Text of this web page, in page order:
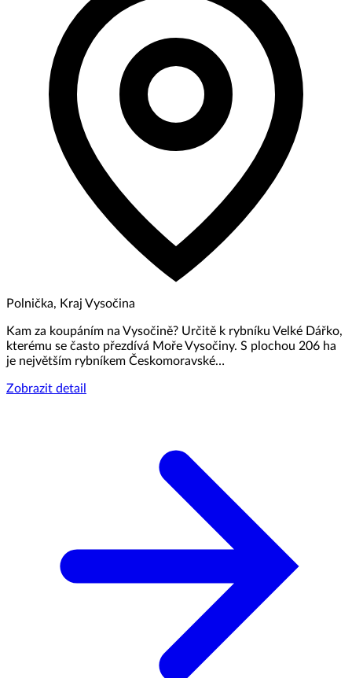
Polnička, Kraj Vysočina
Kam za koupáním na Vysočině? Určitě k rybníku Velké Dářko,
kterému se často přezdívá Moře Vysočiny. S plochou 206 ha
je největším rybníkem Českomoravské…
Zobrazit detail